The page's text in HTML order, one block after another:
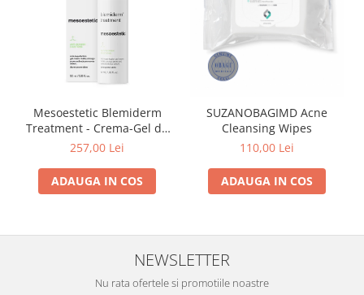
Mesoestetic Blemiderm
Treatment - Crema-Gel de
Noapte Pentru Tenul
257,00 Lei
ADAUGA IN COS
SUZANOBAGIMD Acne
Cleansing Wipes
110,00 Lei
ADAUGA IN COS
NEWSLETTER
Nu rata ofertele si promotiile noastre